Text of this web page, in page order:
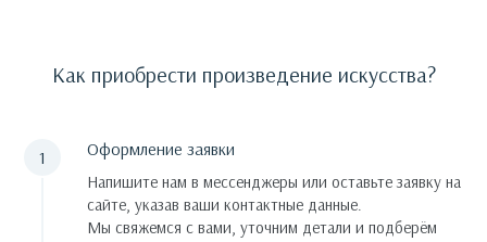
Как приобрести произведение искусства?
Оформление заявки
Напишите нам в мессенджеры или оставьте заявку на
сайте, указав ваши контактные данные.
Мы свяжемся с вами, уточним детали и подберём